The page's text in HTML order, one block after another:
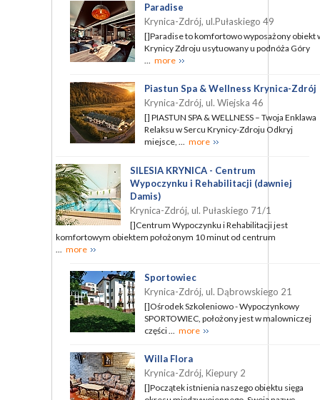
Paradise
Krynica-Zdrój, ul.Pułaskiego 49
[]Paradise to komfortowo wyposażony obiekt
Krynicy Zdroju usytuowany u podnóża Góry
more
Piastun Spa & Wellness Krynica-Zdrój
Krynica-Zdrój, ul. Wiejska 46
[] PIASTUN SPA & WELLNESS – Twoja Enklawa
Relaksu w Sercu Krynicy-Zdroju Odkryj
miejsce, ...
more
SILESIA KRYNICA - Centrum
Wypoczynku i Rehabilitacji (dawniej
Damis)
Krynica-Zdrój, ul. Pułaskiego 71/1
[]Centrum Wypoczynku i Rehabilitacji jest
komfortowym obiektem położonym 10 minut od centrum
more
Sportowiec
Krynica-Zdrój, ul. Dąbrowskiego 21
[]Ośrodek Szkoleniowo - Wypoczynkowy
SPORTOWIEC, położony jest w malowniczej
części ...
more
Willa Flora
Krynica-Zdrój, Kiepury 2
[]Początek istnienia naszego obiektu sięga